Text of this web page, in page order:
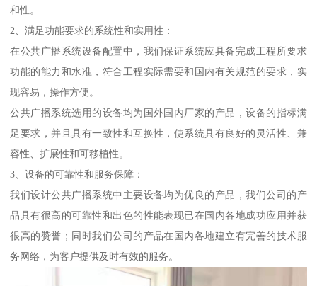
和性。
2、满足功能要求的系统性和实用性：
在公共广播系统设备配置中，我们保证系统应具备完成工程所要求
功能的能力和水准，符合工程实际需要和国内有关规范的要求，实
现容易，操作方便。
公共广播系统选用的设备均为国外国内厂家的产品，设备的指标满
足要求，并且具有一致性和互换性，使系统具有良好的灵活性、兼
容性、扩展性和可移植性。
3、设备的可靠性和服务保障：
我们设计公共广播系统中主要设备均为优良的产品，我们公司的产
品具有很高的可靠性和出色的性能表现已在国内各地成功应用并获
很高的赞誉；同时我们公司的产品在国内各地建立有完善的技术服
务网络，为客户提供及时有效的服务。